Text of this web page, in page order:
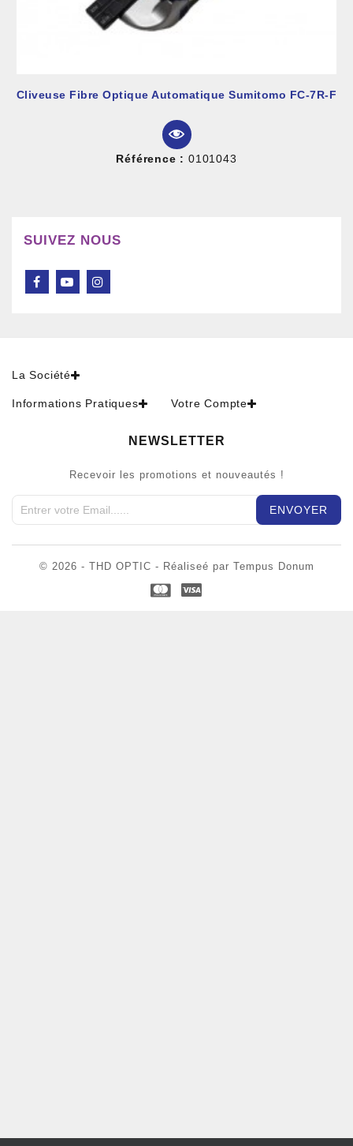
Cliveuse Fibre Optique Automatique Sumitomo FC-7R-F
Référence : 0101043
SUIVEZ NOUS
La Société
Informations Pratiques Votre Compte
NEWSLETTER
Recevoir les promotions et nouveautés !
© 2026 - THD OPTIC - Réaliseé par Tempus Donum